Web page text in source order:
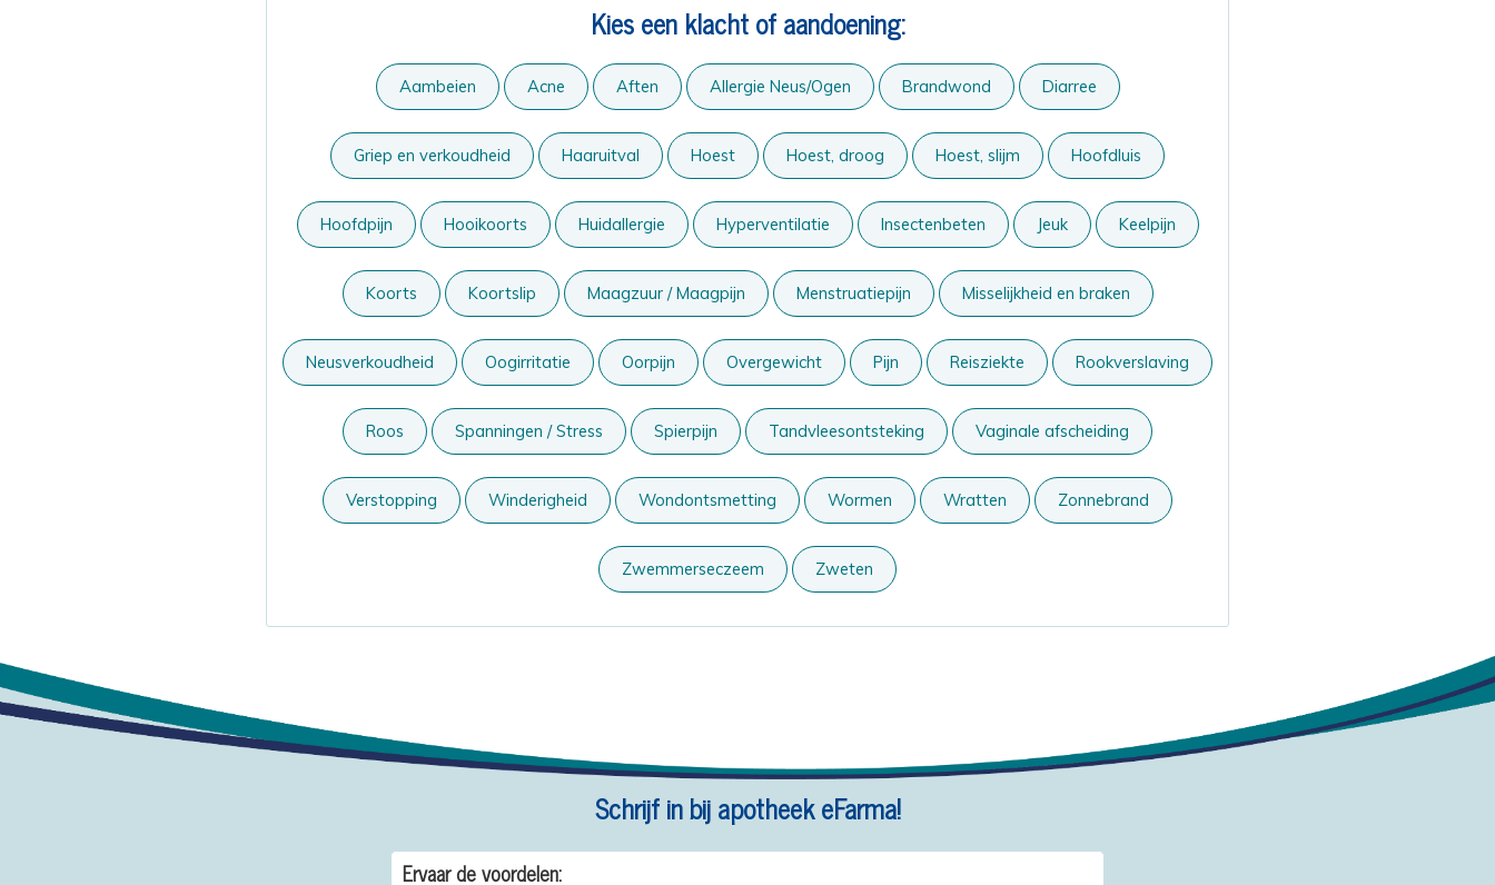
Kies een klacht of aandoening:
Aambeien Acne Aften Allergie Neus/Ogen Brandwond Diarree
Griep en verkoudheid Haaruitval Hoest Hoest, droog Hoest, slijm Hoofdluis
Hoofdpijn Hooikoorts Huidallergie Hyperventilatie Insectenbeten Jeuk Keelpijn
Koorts Koortslip Maagzuur / Maagpijn Menstruatiepijn Misselijkheid en braken
Neusverkoudheid Oogirritatie Oorpijn Overgewicht Pijn Reisziekte Rookverslaving
Roos Spanningen / Stress Spierpijn Tandvleesontsteking Vaginale afscheiding
Verstopping Winderigheid Wondontsmetting Wormen Wratten Zonnebrand
Zwemmerseczeem Zweten
Schrijf in bij apotheek eFarma!
Ervaar de voordelen: